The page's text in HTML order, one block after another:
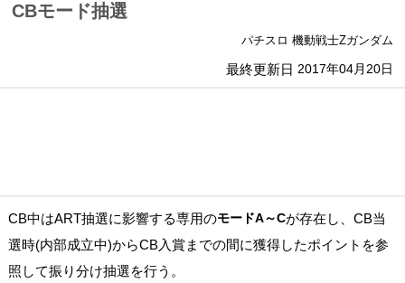
CBモード抽選
パチスロ 機動戦士Zガンダム
最終更新日 2017年04月20日
CB中はART抽選に影響する専用のモードA～Cが存在し、CB当
選時(内部成立中)からCB入賞までの間に獲得したポイントを参
照して振り分け抽選を行う。